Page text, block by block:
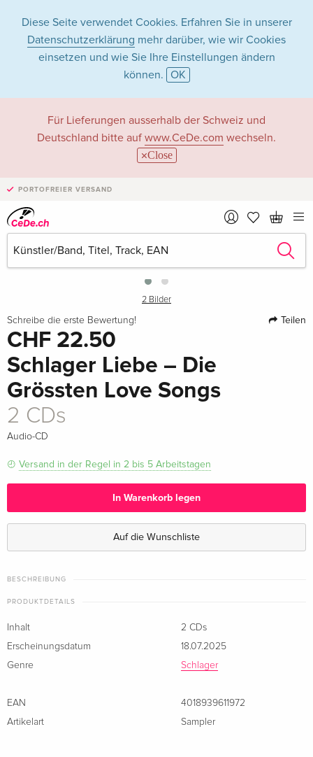
Diese Seite verwendet Cookies. Erfahren Sie in unserer
Datenschutzerklärung mehr darüber, wie wir Cookies
einsetzen und wie Sie Ihre Einstellungen ändern
können. OK
Für Lieferungen ausserhalb der Schweiz und
Deutschland bitte auf www.CeDe.com wechseln.
Close
PORTOFREIER VERSAND
2 Bilder
Schreibe die erste Bewertung! Teilen
CHF 22.50
Schlager Liebe – Die
Grössten Love Songs
2 CDs
Audio-CD
Versand in der Regel in 2 bis 5 Arbeitstagen
In Warenkorb legen
Auf die Wunschliste
BESCHREIBUNG
PRODUKTDETAILS
Inhalt
2 CDs
Erscheinungsdatum
18.07.2025
Genre
Schlager
EAN
4018939611972
Artikelart
Sampler